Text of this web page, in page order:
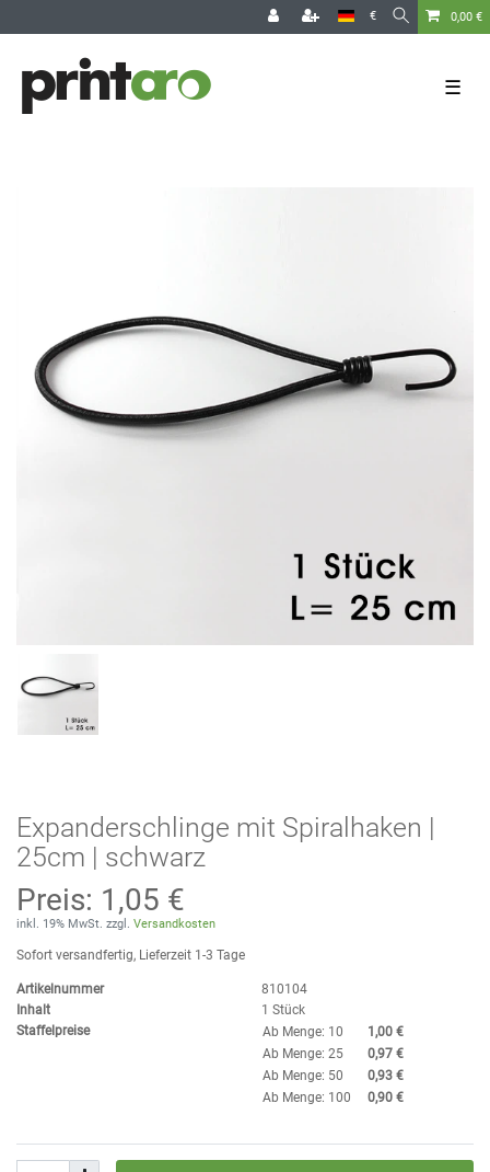
€ 0,00 €
☰
Expanderschlinge mit Spiralhaken |
25cm | schwarz
Preis: 1,05 €
inkl. 19% MwSt. zzgl. Versandkosten
Sofort versandfertig, Lieferzeit 1-3 Tage
Artikelnummer
810104
Inhalt
1 Stück
Staffelpreise
Ab Menge: 10
1,00 €
Ab Menge: 25
0,97 €
Ab Menge: 50
0,93 €
Ab Menge: 100
0,90 €